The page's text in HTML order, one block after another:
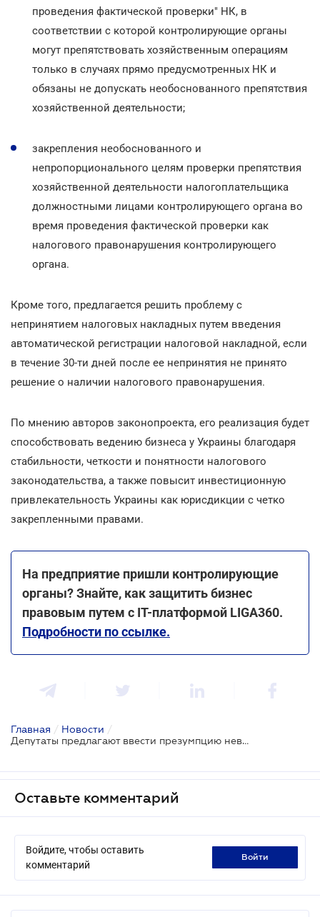
проведения фактической проверки" НК, в
соответствии с которой контролирующие органы
могут препятствовать хозяйственным операциям
только в случаях прямо предусмотренных НК и
обязаны не допускать необоснованного препятствия
хозяйственной деятельности;
закрепления необоснованного и
непропорционального целям проверки препятствия
хозяйственной деятельности налогоплательщика
должностными лицами контролирующего органа во
время проведения фактической проверки как
налогового правонарушения контролирующего
органа.
Кроме того, предлагается решить проблему с
непринятием налоговых накладных путем введения
автоматической регистрации налоговой накладной, если
в течение 30-ти дней после ее непринятия не принято
решение о наличии налогового правонарушения.
По мнению авторов законопроекта, его реализация будет
способствовать ведению бизнеса у Украины благодаря
стабильности, четкости и понятности налогового
законодательства, а также повысит инвестиционную
привлекательность Украины как юрисдикции с четко
закрепленными правами.
На предприятие пришли контролирующие
органы? Знайте, как защитить бизнес
правовым путем с ІТ-платформой LIGA360.
Подробности по ссылке.
Главная / Новости /
Депутаты предлагают ввести презумпцию невиновности налогоплательщика
Оставьте комментарий
Войдите, чтобы оставить
комментарий
войти